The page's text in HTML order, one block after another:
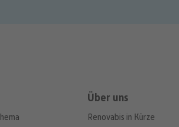
Über uns
Renovabis in Kürze